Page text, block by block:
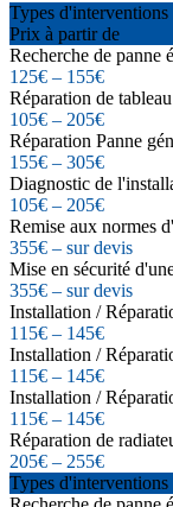
Types d'interventions
Prix à partir de
Recherche de panne
125€ – 155€
Réparation de
105€ – 205€
Réparation Panne
155€ – 305€
Diagnostic de
105€ – 205€
Remise aux normes
355€ – sur devis
Mise en sécurité
355€ – sur devis
Installation /
115€ – 145€
Installation /
115€ – 145€
Installation /
115€ – 145€
Réparation de
205€ – 255€
Types d'interventions